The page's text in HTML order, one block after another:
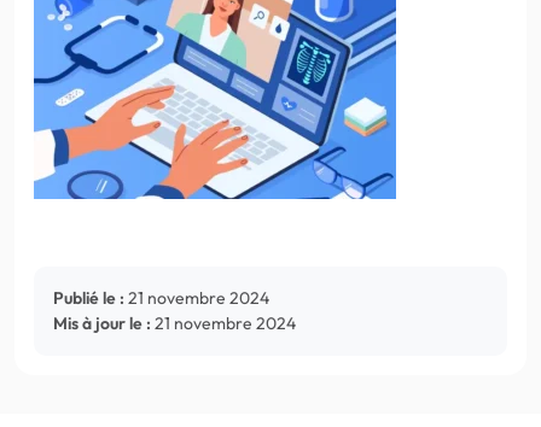
Publié le : 21 novembre 2024
Mis à jour le : 21 novembre 2024